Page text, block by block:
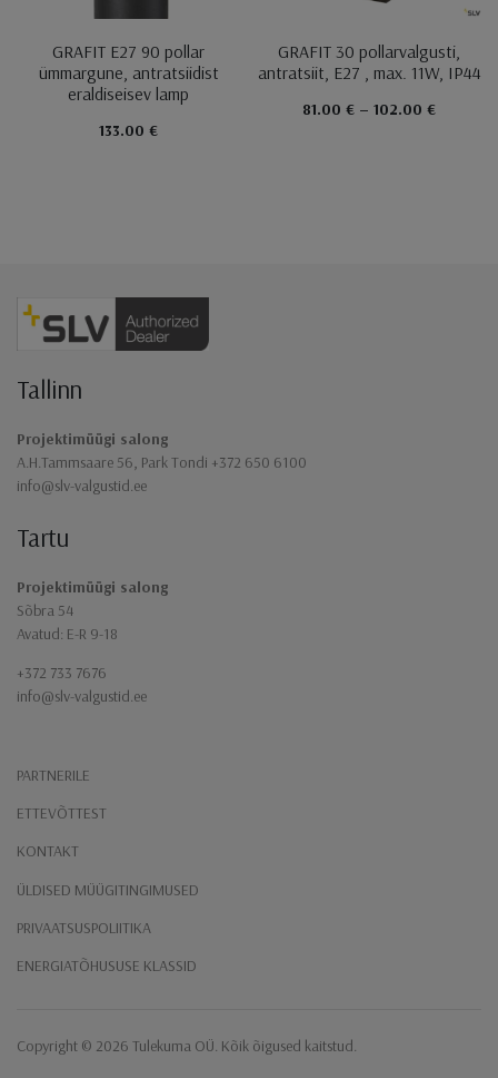
GRAFIT E27 90 pollar
ümmargune, antratsiidist
eraldiseisev lamp
133.00 €
GRAFIT 30 pollarvalgusti,
antratsiit, E27 , max. 11W, IP44
81.00 € – 102.00 €
Jaluse navigatsioon
Tallinn
Projektimüügi salong
A.H.Tammsaare 56, Park Tondi +372 650 6100
info@slv-valgustid.ee
Tartu
Projektimüügi salong
Sõbra 54
Avatud: E-R 9-18
+372 733 7676
info@slv-valgustid.ee
PARTNERILE
ETTEVÕTTEST
KONTAKT
ÜLDISED MÜÜGITINGIMUSED
PRIVAATSUSPOLIITIKA
ENERGIATÕHUSUSE KLASSID
Copyright ​© 2026 Tulekuma OÜ. Kõik õigused kaitstud.